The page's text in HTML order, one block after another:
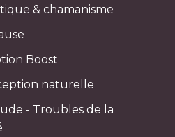
& chamanisme
Boost
naturelle
- Troubles de la